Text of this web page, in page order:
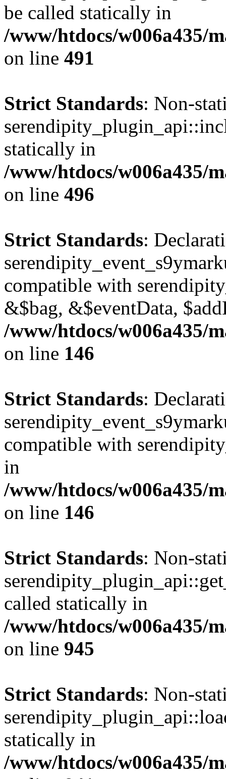
be called statically in
/www/htdocs/w006a435/
on line 491
Strict Standards: Non-
statically in
/www/htdocs/w006a435/
on line 496
Strict Standards:
compatible with
&$bag, &$eventData,
/www/htdocs/w006a435/
on line 146
Strict Standards:
compatible with
in
/www/htdocs/w006a435/
on line 146
Strict Standards: Non-
called statically in
/www/htdocs/w006a435/
on line 945
Strict Standards: Non-
statically in
/www/htdocs/w006a435/